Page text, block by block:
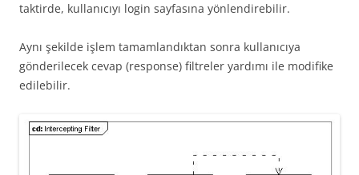
taktirde, kullanıcıyı login sayfasına yönlendirebilir.
Aynı şekilde işlem tamamlandıktan sonra kullanıcıya
gönderilecek cevap (response) filtreler yardımı ile modifike
edilebilir.